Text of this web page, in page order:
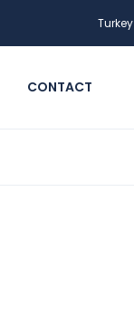
Turkey
CONTACT